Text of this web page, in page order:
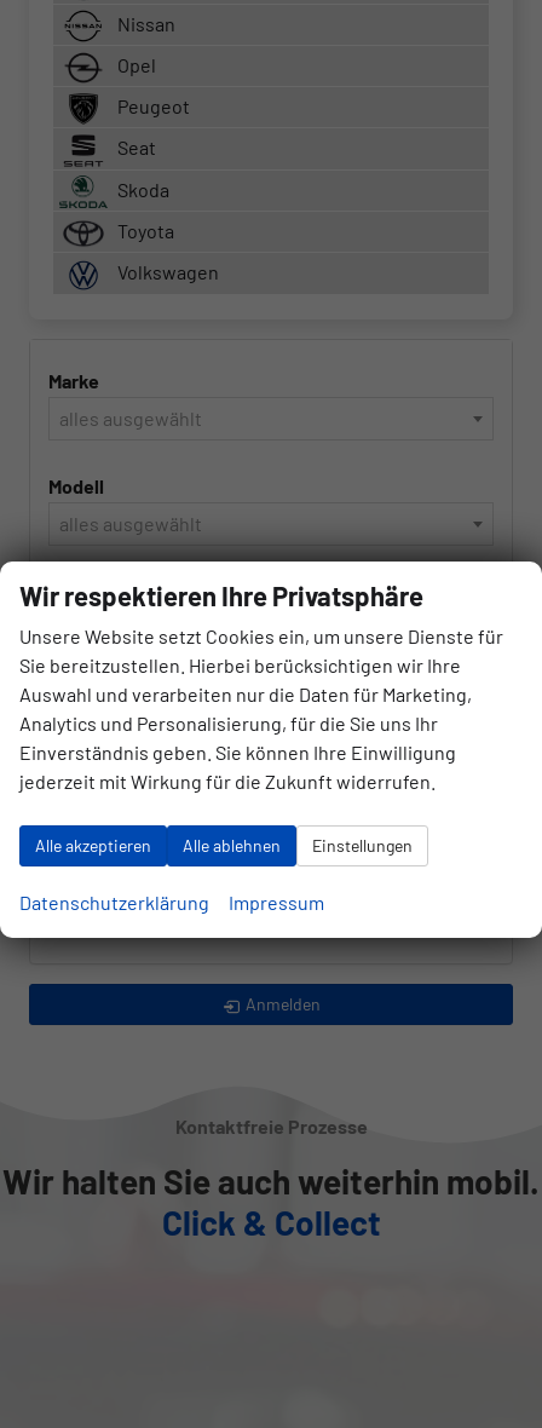
Nissan
Opel
Peugeot
Seat
Skoda
Toyota
Volkswagen
Marke
alles ausgewählt
Modell
alles ausgewählt
Kraftstoffart
alles ausgewählt
Getriebeart
alles ausgewählt
854 Ergebnisse anzeigen
Anmelden
Kontaktfreie Prozesse
Wir halten Sie auch weiterhin mobil.
Click & Collect
Wir respektieren Ihre Privatsphäre
Unsere Website setzt Cookies ein, um unsere Dienste für
Sie bereitzustellen. Hierbei berücksichtigen wir Ihre
Auswahl und verarbeiten nur die Daten für Marketing,
Analytics und Personalisierung, für die Sie uns Ihr
Einverständnis geben. Sie können Ihre Einwilligung
jederzeit mit Wirkung für die Zukunft widerrufen.
Alle akzeptieren Alle ablehnen Einstellungen
Datenschutzerklärung Impressum